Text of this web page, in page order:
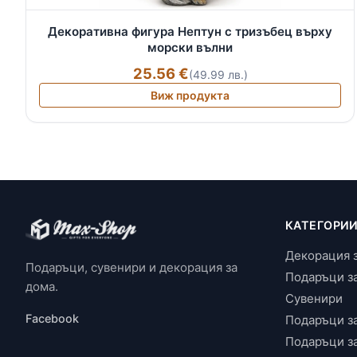
Декоративна фигура Нептун с тризъбец върху
морски вълни
25.56 €(49.99 лв.)
Виж продукта
Подаръци, сувенири и декорация за
дома.
Facebook
КАТЕГОРИИ
Декорация
Подаръци
Сувенири
Подаръци
Подаръци